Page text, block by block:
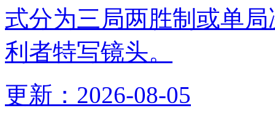
式分为三局两胜制或单
利者特写镜头。
更新： 2026-08-05